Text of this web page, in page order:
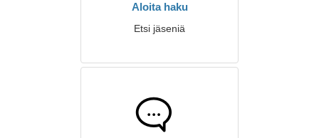
Aloita haku
Etsi jäseniä